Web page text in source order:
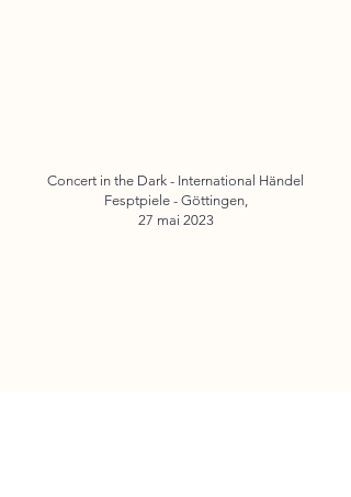
Concert in the Dark - International Händel
Fesptpiele - Göttingen,
27 mai 2023